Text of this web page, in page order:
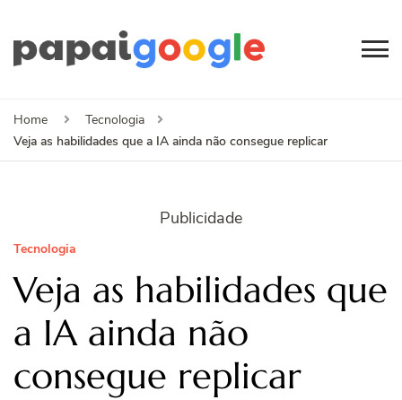
Home
Tecnologia
Veja as habilidades que a IA ainda não consegue replicar
Publicidade
Tecnologia
Veja as habilidades que
a IA ainda não
consegue replicar